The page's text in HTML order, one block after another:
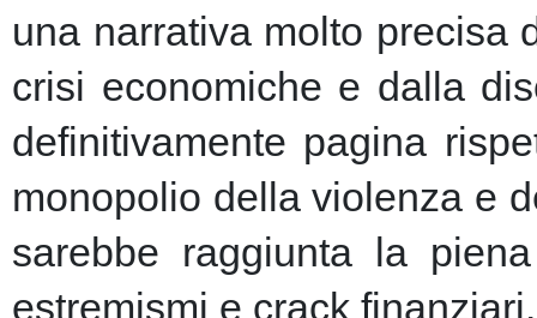
una narrativa molto precisa
crisi economiche e dalla
definitivamente pagina
monopolio della violenza e
sarebbe raggiunta la
estremismi e crack finanziari.